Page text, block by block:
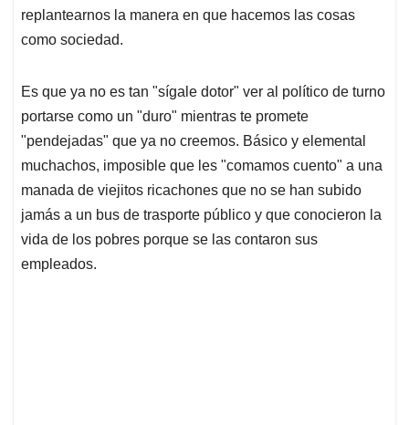
replantearnos la manera en que hacemos las cosas
como sociedad.
Es que ya no es tan "sígale dotor" ver al político de turno
portarse como un "duro" mientras te promete
"pendejadas" que ya no creemos. Básico y elemental
muchachos, imposible que les "comamos cuento" a una
manada de viejitos ricachones que no se han subido
jamás a un bus de trasporte público y que conocieron la
vida de los pobres porque se las contaron sus
empleados.